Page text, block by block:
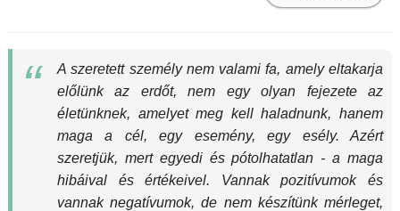
A szeretett személy nem valami fa, amely eltakarja
előlünk az erdőt, nem egy olyan fejezete az
életünknek, amelyet meg kell haladnunk, hanem
maga a cél, egy esemény, egy esély. Azért
szeretjük, mert egyedi és pótolhatatlan - a maga
hibáival és értékeivel. Vannak pozitívumok és
vannak negatívumok, de nem készítünk mérleget,